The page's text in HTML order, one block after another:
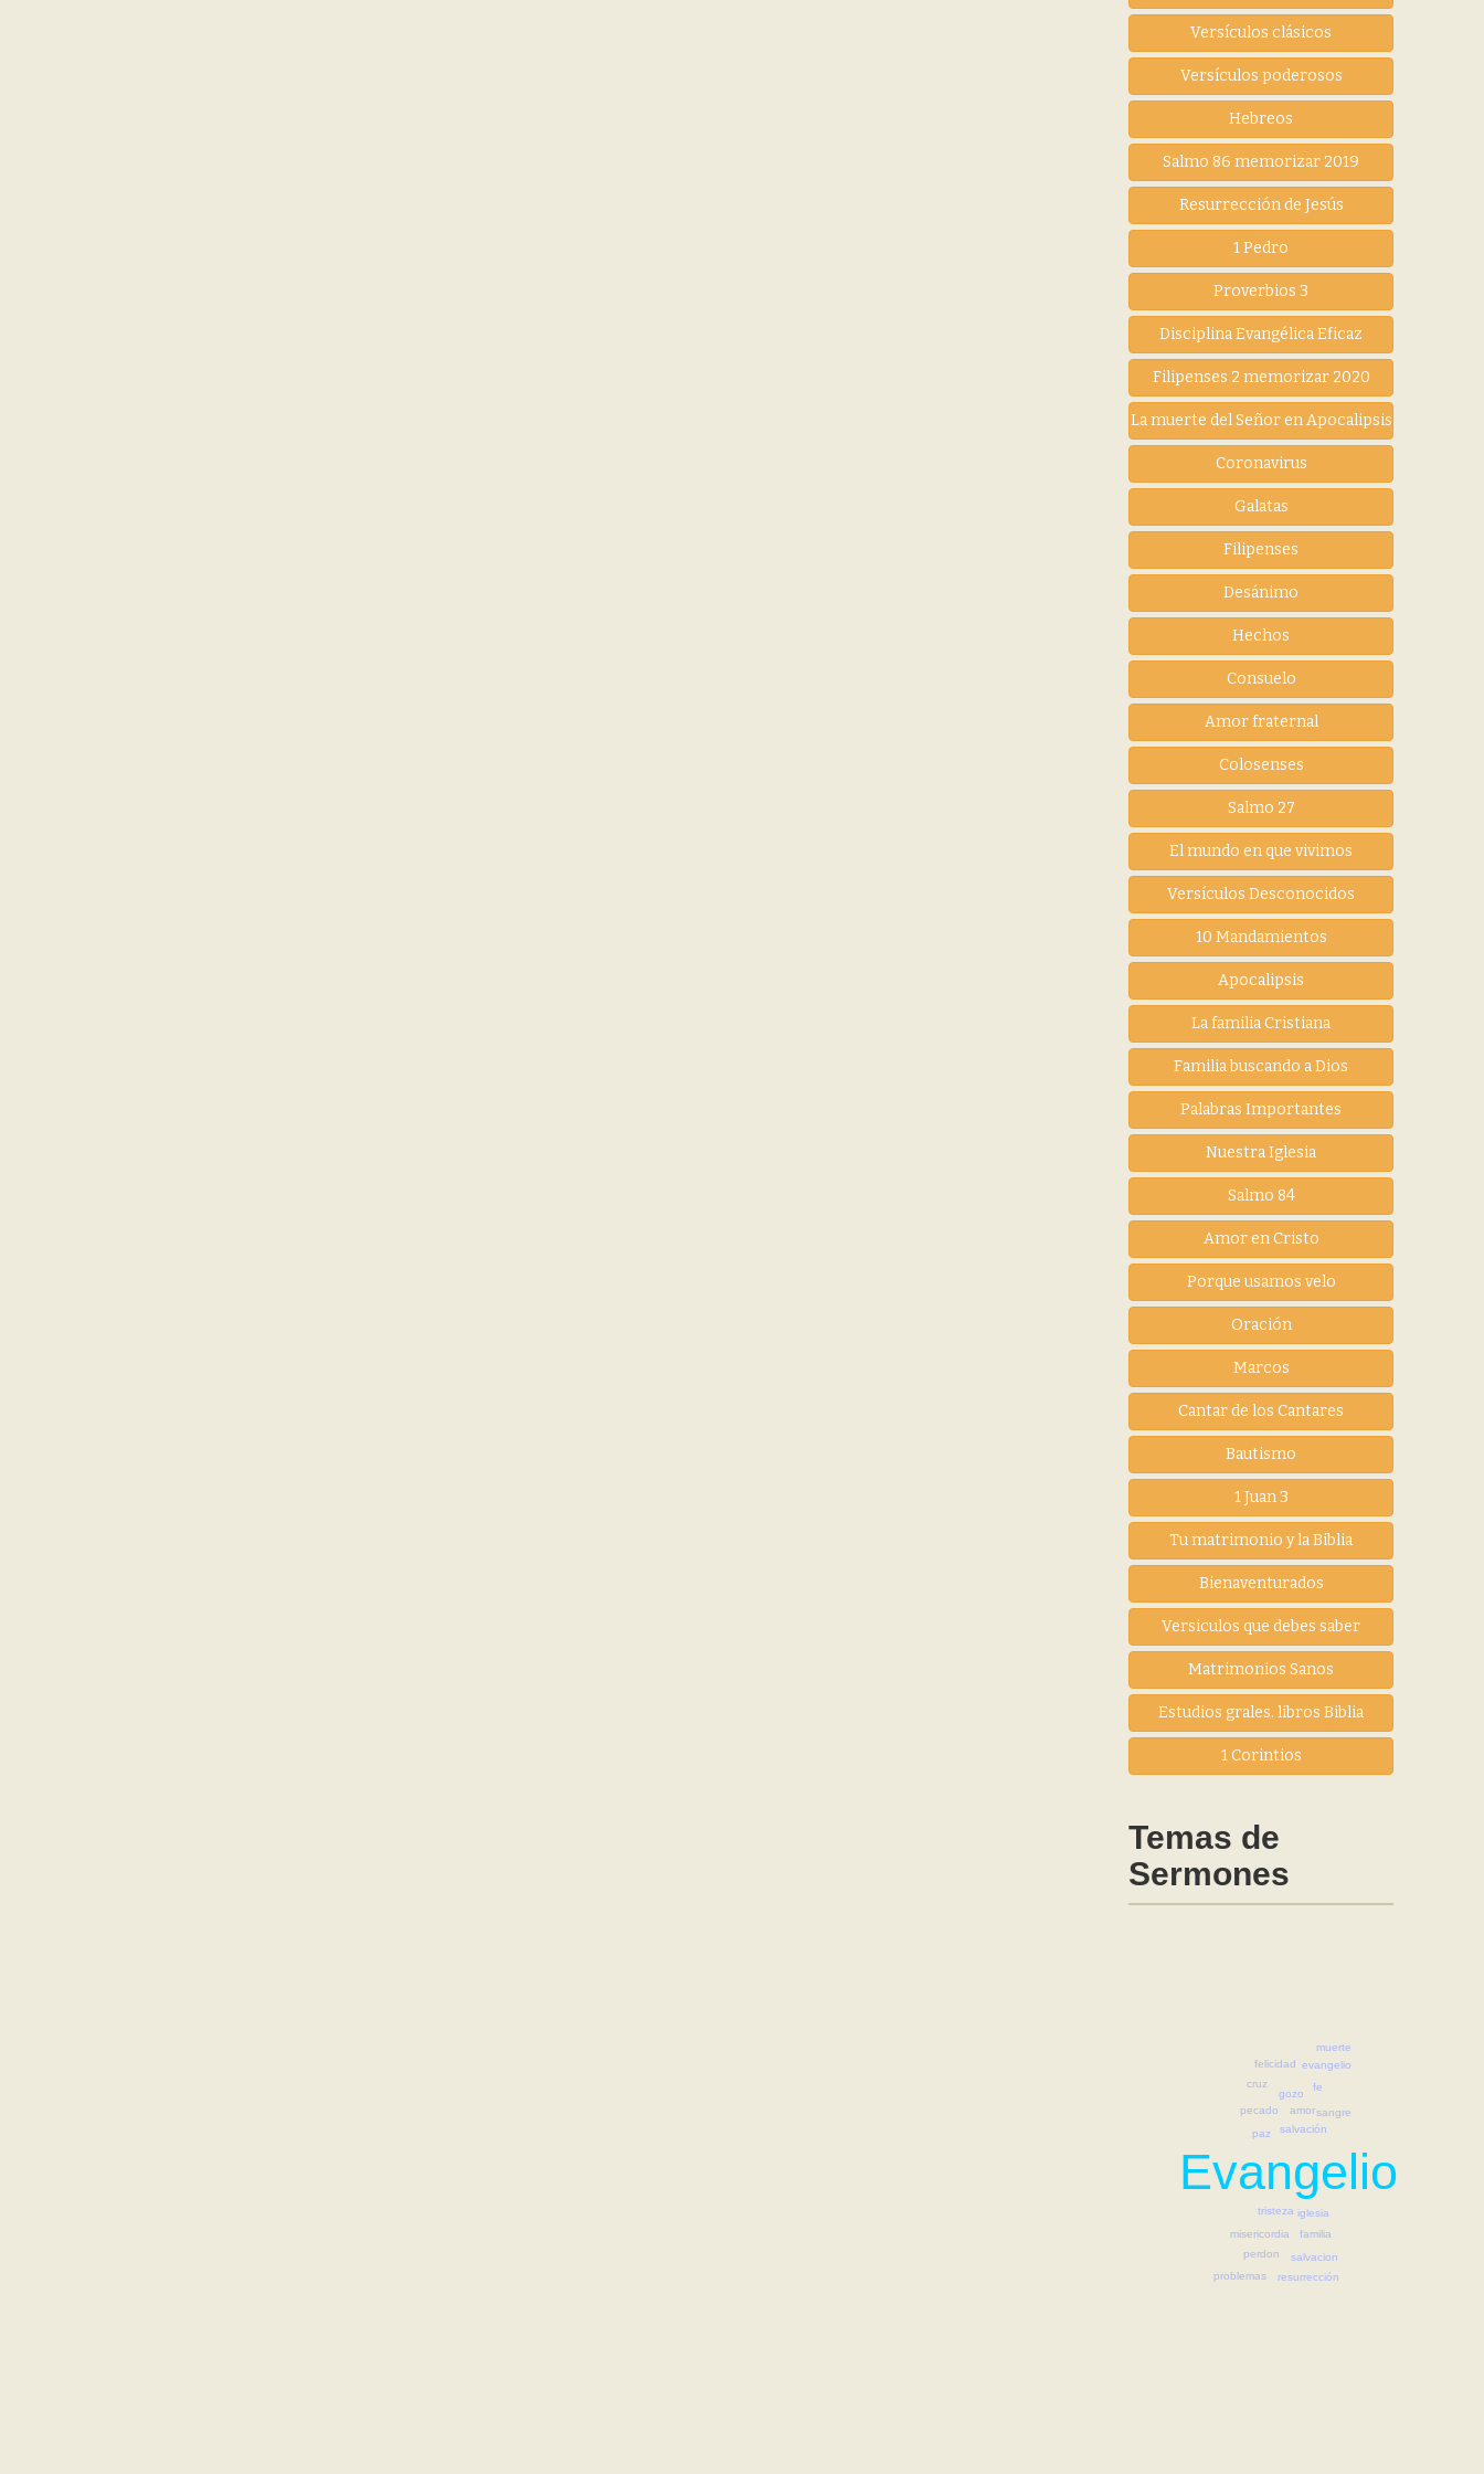
Versículos clásicos
Versículos poderosos
Hebreos
Salmo 86 memorizar 2019
Resurrección de Jesús
1 Pedro
Proverbios 3
Disciplina Evangélica Eficaz
Filipenses 2 memorizar 2020
La muerte del Señor en Apocalipsis
Coronavirus
Galatas
Filipenses
Desánimo
Hechos
Consuelo
Amor fraternal
Colosenses
Salmo 27
El mundo en que vivimos
Versículos Desconocidos
10 Mandamientos
Apocalipsis
La familia Cristiana
Familia buscando a Dios
Palabras Importantes
Nuestra Iglesia
Salmo 84
Amor en Cristo
Porque usamos velo
Oración
Marcos
Cantar de los Cantares
Bautismo
1 Juan 3
Tu matrimonio y la Biblia
Bienaventurados
Versiculos que debes saber
Matrimonios Sanos
Estudios grales. libros Biblia
1 Corintios
Temas de
Sermones
Evangelio
salvación
tristeza
amor
misericordia
pecado
paz
familia
iglesia
fe
gozo
perdon salvacion
evangelio
cruz
felicidad
problemas
sangre
resurrección
muerte